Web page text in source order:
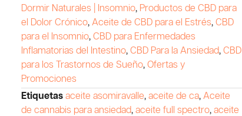
Dormir Naturales | Insomnio, Productos de CBD para
el Dolor Crónico,Aceite de CBD para el Estrés,CBD
para el Insomnio,CBD para Enfermedades
Inflamatorias del Intestino,CBD Para la Ansiedad,CBD
para los Trastornos de Sueño,Ofertas y
Promociones
Etiquetas aceite asomiravalle,aceite de ca,Aceite
de cannabis para ansiedad,aceite full spectro,aceite